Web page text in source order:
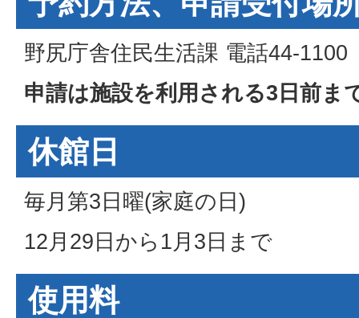
野尻庁舎住民生活課 電話44-1100
申請は施設を利用される3日前ま
休館日
毎月第3日曜(家庭の日)
12月29日から1月3日まで
使用料